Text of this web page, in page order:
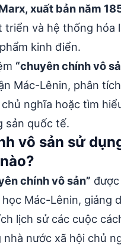
xuất bản năm
triển và hệ thống hóa
kinh điển.
“chuyên chính vô
Mác-Lênin, phân
nghĩa hoặc tìm
sản quốc tế.
vô sản sử
chính vô sản”
Mác-Lênin, giảng
lịch sử các cuộc
nhà nước xã hội chủ